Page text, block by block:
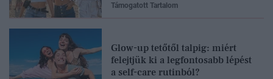
Támogatott Tartalom
Glow-up tetőtől talpig: miért
felejtjük ki a legfontosabb lépést
a self-care rutinból?